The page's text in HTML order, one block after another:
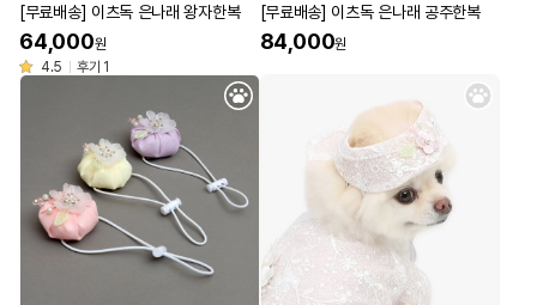
[무료배송] 이츠독 은나래 왕자한복
64,000원
4.5
후기 1
[무료배송] 이츠독 은나래 공주한복
84,000원